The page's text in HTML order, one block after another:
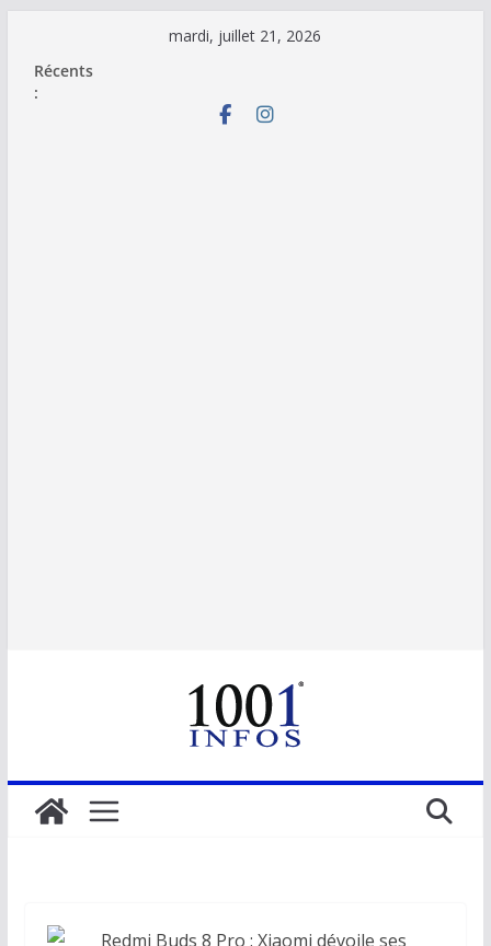
contenu
mardi, juillet 21, 2026
Récents
: